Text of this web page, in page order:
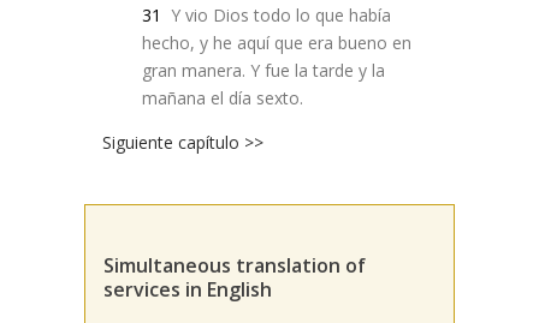
31 Y vio Dios todo lo que había
hecho, y he aquí que era bueno en
gran manera. Y fue la tarde y la
mañana el día sexto.
Siguiente capítulo >>
Simultaneous translation of
services in English